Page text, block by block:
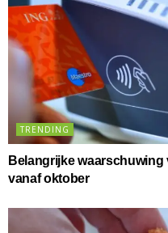
TRENDING
Belangrijke
vanaf oktober